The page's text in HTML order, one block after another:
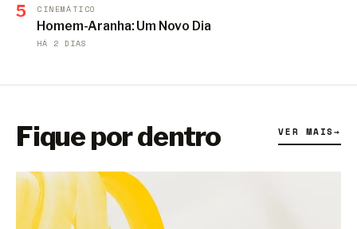
5 CINEMÁTICO
Homem-Aranha: Um Novo Dia
HÁ 2 DIAS
Fique por dentro VER MAIS→